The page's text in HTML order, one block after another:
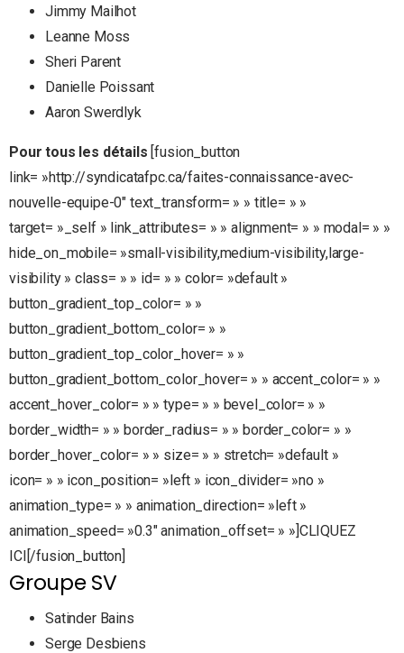
Jimmy Mailhot
Leanne Moss
Sheri Parent
Danielle Poissant
Aaron Swerdlyk
Pour tous les détails [fusion_button
link= »http://syndicatafpc.ca/faites-connaissance-avec-
nouvelle-equipe-0″ text_transform= » » title= » »
target= »_self » link_attributes= » » alignment= » » modal= » »
hide_on_mobile= »small-visibility,medium-visibility,large-
visibility » class= » » id= » » color= »default »
button_gradient_top_color= » »
button_gradient_bottom_color= » »
button_gradient_top_color_hover= » »
button_gradient_bottom_color_hover= » » accent_color= » »
accent_hover_color= » » type= » » bevel_color= » »
border_width= » » border_radius= » » border_color= » »
border_hover_color= » » size= » » stretch= »default »
icon= » » icon_position= »left » icon_divider= »no »
animation_type= » » animation_direction= »left »
animation_speed= »0.3″ animation_offset= » »]CLIQUEZ
ICI[/fusion_button]
Groupe SV
Satinder Bains
Serge Desbiens